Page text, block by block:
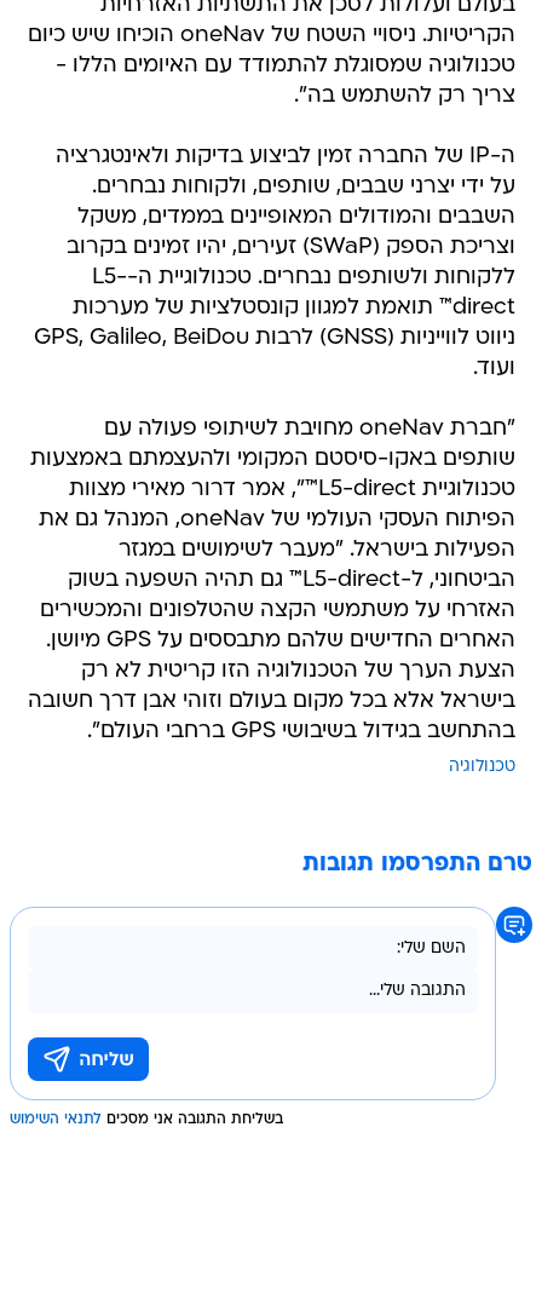
בעולם ועלולות לסכן את התשתיות האזרחיות
הקריטיות. ניסויי השטח של oneNav הוכיחו שיש כיום
טכנולוגיה שמסוגלת להתמודד עם האיומים הללו -
צריך רק להשתמש בה".
ה-IP של החברה זמין לביצוע בדיקות ולאינטגרציה
על ידי יצרני שבבים, שותפים, ולקוחות נבחרים.
השבבים והמודולים המאופיינים בממדים, משקל
וצריכת הספק (SWaP) זעירים, יהיו זמינים בקרוב
ללקוחות ולשותפים נבחרים. טכנולוגיית ה-L5-
direct™ תואמת למגוון קונסטלציות של מערכות
ניווט לווייניות (GNSS) לרבות GPS, Galileo, BeiDou
ועוד.
"חברת oneNav מחויבת לשיתופי פעולה עם
שותפים באקו-סיסטם המקומי ולהעצמתם באמצעות
טכנולוגיית L5-direct™", אמר דרור מאירי מצוות
הפיתוח העסקי העולמי של oneNav, המנהל גם את
הפעילות בישראל. "מעבר לשימושים במגזר
הביטחוני, ל-L5-direct™ גם תהיה השפעה בשוק
האזרחי על משתמשי הקצה שהטלפונים והמכשירים
האחרים החדישים שלהם מתבססים על GPS מיושן.
הצעת הערך של הטכנולוגיה הזו קריטית לא רק
בישראל אלא בכל מקום בעולם וזוהי אבן דרך חשובה
בהתחשב בגידול בשיבושי GPS ברחבי העולם".
טכנולוגיה
טרם התפרסמו תגובות
בשליחת התגובה אני מסכים לתנאי השימוש